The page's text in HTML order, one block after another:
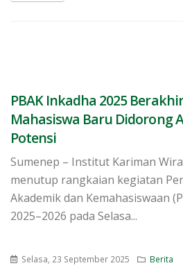
PBAK Inkadha 2025
Mahasiswa Baru Didorong
Potensi
Sumenep – Institut Kariman
menutup rangkaian kegiatan
Akademik dan Kemahasiswaan
2025–2026 pada Selasa...
Selasa, 23 September 2025 Berita